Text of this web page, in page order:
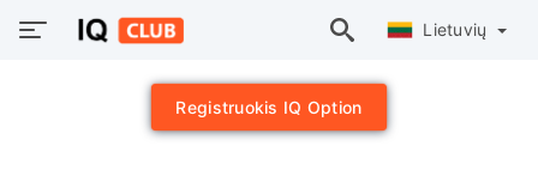
Lietuvių
Registruokis IQ Option